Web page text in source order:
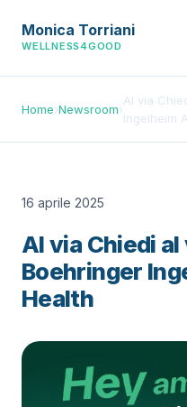
Monica Torriani
WELLNESS4GOOD
Home›Newsroom›
Al via
Ingelheim
16 aprile 2025
Al via Chiedi
Boehringer
Health